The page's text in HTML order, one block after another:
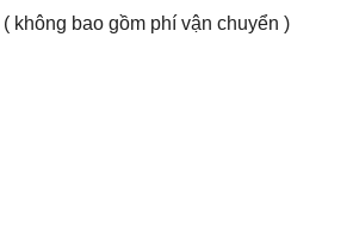
( không bao gồm phí vận chuyển )